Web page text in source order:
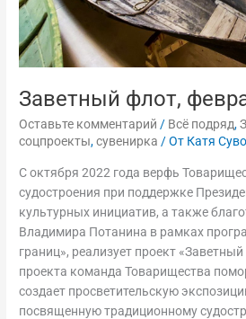
Заветный флот,
Оставьте комментарий / Всё подряд,
соцпроекты,сувенирка / От Катя
С октября 2022 года верфь
судостроения при поддержке
культурных инициатив, а также
Владимира Потанина в рамках
границ», реализует проект
проекта команда Товарищества
создает просветительскую
посвященную традиционному